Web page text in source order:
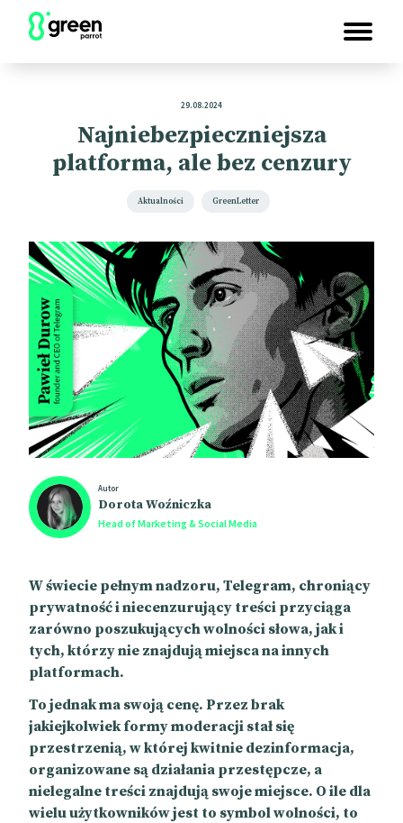
29.08.2024
Najniebezpieczniejsza
platforma, ale bez cenzury
Aktualności GreenLetter
Autor
Dorota Woźniczka
Head of Marketing & Social Media
W świecie pełnym nadzoru, Telegram, chroniący
prywatność i niecenzurujący treści przyciąga
zarówno poszukujących wolności słowa, jak i
tych, którzy nie znajdują miejsca na innych
platformach.
To jednak ma swoją cenę. Przez brak
jakiejkolwiek formy moderacji stał się
przestrzenią, w której kwitnie dezinformacja,
organizowane są działania przestępcze, a
nielegalne treści znajdują swoje miejsce. O ile dla
wielu użytkowników jest to symbol wolności, to